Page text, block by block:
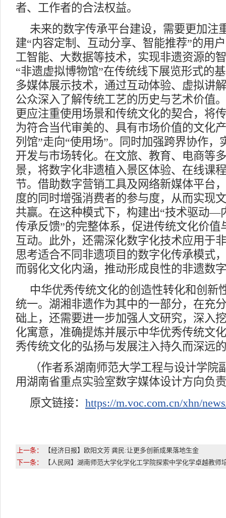
者、工作者的合法权益。
未来的数字传承平台建设，需要更加注
建“内容定制、互动分享、智能推荐”的用
工智能、大数据等技术，实现非遗资源的
“非遗虚拟博物馆”在传统线下展览形式的
多媒体展示技术，通过互动体验、虚拟讲
公众深入了解传统工艺的历史与艺术价值
更应注重使用场景和传统文化的契合，将
为符合当代审美的、具有市场价值的文化
列馆”走向“使用场”。同时加强跨界协作，
开发与市场转化。在文旅、教育、电商等
景，将数字化非遗植入景区体验、在线课
节。借助数字营销工具及网络新媒体平台
度的同时增强消费者的参与度，从而实现
共赢。在这种模式下，构建出“技术驱动
传承反馈”的完整体系，促进传统文化价值
互动。此外，还需深化数字化技术应用于
思考适合不同非遗项目的数字化传承模式
而弱化文化内涵，推动形成良性的非遗数
中华优秀传统文化的创造性转化和创新
统一。湖湘非遗作为其中的一部分，在充
础上，还需要进一步加强人文研究，深入
化寓意，准确提炼并展示中华优秀传统文
秀传统文化的弘扬与发展注入持久而深远
（作者系湖南师范大学工程与设计学院
用湖南省重点实验室数字媒体设计方向负
原文链接： https://m.voc.com.cn/xhn/
上一条：
【经济日报】欧阳文芳 龚民:让更多创新成果落地生金
下一条：
【人民网】湖南师范大学化学化工学院探索中学化学卓越教师